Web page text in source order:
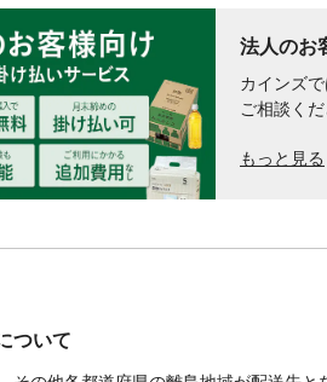
法人のお
カインズ
ご相談くだ
もっと見る
ついて